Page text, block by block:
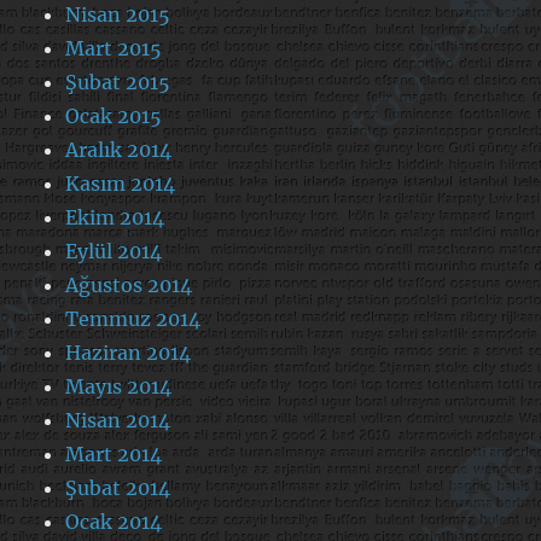
Nisan 2015
Mart 2015
Şubat 2015
Ocak 2015
Aralık 2014
Kasım 2014
Ekim 2014
Eylül 2014
Ağustos 2014
Temmuz 2014
Haziran 2014
Mayıs 2014
Nisan 2014
Mart 2014
Şubat 2014
Ocak 2014